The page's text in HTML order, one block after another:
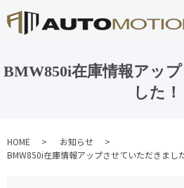
BMW850i在庫情報アッ
した！
HOME
お知らせ
BMW850i在庫情報アップさせていただきまし